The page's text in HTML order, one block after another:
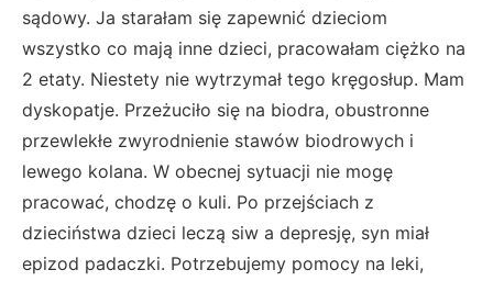
sądowy. Ja starałam się zapewnić dzieciom
wszystko co mają inne dzieci, pracowałam ciężko na
2 etaty. Niestety nie wytrzymał tego kręgosłup. Mam
dyskopatje. Przeżuciło się na biodra, obustronne
przewlekłe zwyrodnienie stawów biodrowych i
lewego kolana. W obecnej sytuacji nie mogę
pracować, chodzę o kuli. Po przejściach z
dzieciństwa dzieci leczą siw a depresję, syn miał
epizod padaczki. Potrzebujemy pomocy na leki,